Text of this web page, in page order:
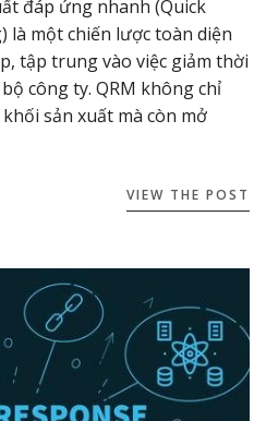
đáp ứng nhanh (Quick
là một chiến lược toàn diện
tập trung vào việc giảm thời
công ty. QRM không chỉ
sản xuất mà còn mở
VIEW THE POST